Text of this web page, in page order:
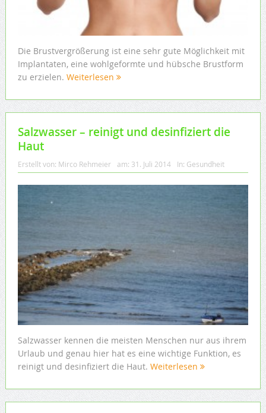
Die Brustvergrößerung ist eine sehr gute Möglichkeit mit
Implantaten, eine wohlgeformte und hübsche Brustform
zu erzielen. Weiterlesen
Salzwasser – reinigt und desinfiziert die
Haut
Erstellt von: Mirco Rehmeier am: 31. Juli 2014 In: Gesundheit
Salzwasser kennen die meisten Menschen nur aus ihrem
Urlaub und genau hier hat es eine wichtige Funktion, es
reinigt und desinfiziert die Haut. Weiterlesen